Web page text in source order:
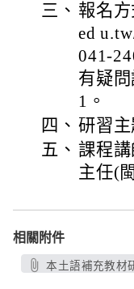
三、 報名
ed
041-
有疑
1。
四、 研習
五、 課程
主任(
相關附件
本土語補充教材